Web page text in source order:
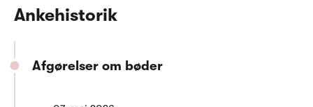
Ankehistorik
Afgørelser om bøder